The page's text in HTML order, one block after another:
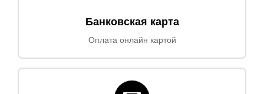
Банковская карта
Оплата онлайн картой